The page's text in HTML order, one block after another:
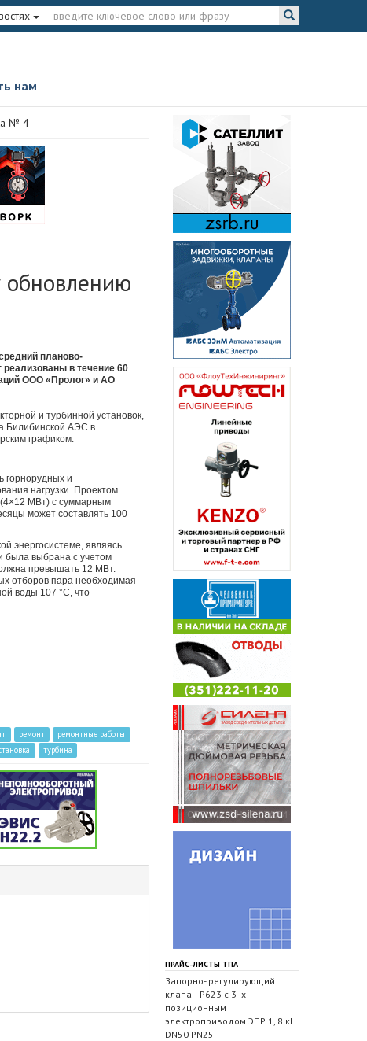
нам
№ 4
планово-
в течение 60
ООО «Пролог» и АО
и турбинной установок,
Билибинской АЭС в
графиком.
горнорудных и
нагрузки. Проектом
(4×12 МВт) с суммарным
может составлять 100
энергосистеме, являясь
была выбрана с учетом
превышать 12 МВт.
отборов пара необходимая
воды 107 °С, что
ремонт
ремонтные работы
турбина
ПРАЙС-ЛИСТЫ ТПА
Запорно- регулирующий
клапан Р623 с 3- х
позиционным
электроприводом ЭПР 1, 8 кН
DN50 PN25